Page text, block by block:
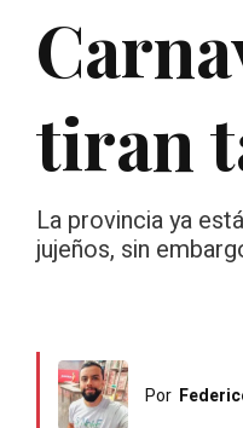
tiran
La provincia ya
jujeños, sin
Por